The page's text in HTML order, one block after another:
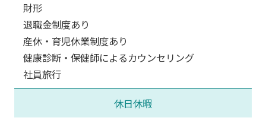
財形
退職金制度あり
産休・育児休業制度あり
健康診断・保健師によるカウンセリング
社員旅行
休日休暇